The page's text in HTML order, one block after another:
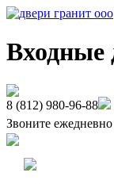
Входные
8 (812) 980-96-88
Звоните